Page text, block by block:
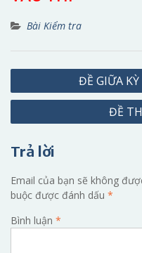
Bài Kiểm tra
Điều
hướng
ĐỀ GIỮA
ĐỀ
Trả lời
Email của bạn sẽ không
buộc được đánh dấu *
Bình luận *